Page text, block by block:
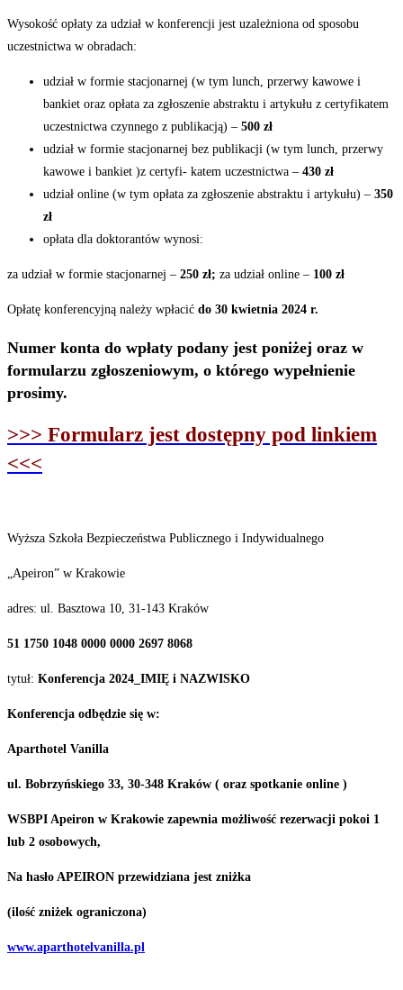
Wysokość opłaty za udział w konferencji jest uzależniona od sposobu
uczestnictwa w obradach:
udział w formie stacjonarnej (w tym lunch, przerwy kawowe i
bankiet oraz opłata za zgłoszenie abstraktu i artykułu z certyfikatem
uczestnictwa czynnego z publikacją) – 500 zł
udział w formie stacjonarnej bez publikacji (w tym lunch, przerwy
kawowe i bankiet )z certyfi- katem uczestnictwa – 430 zł
udział online (w tym opłata za zgłoszenie abstraktu i artykułu) – 350
zł
opłata dla doktorantów wynosi:
za udział w formie stacjonarnej – 250 zł; za udział online – 100 zł
Opłatę konferencyjną należy wpłacić do 30 kwietnia 2024 r.
Numer konta do wpłaty podany jest poniżej oraz w
formularzu zgłoszeniowym, o którego wypełnienie
prosimy.
>>> Formularz jest dostępny pod linkiem
<<<
Wyższa Szkoła Bezpieczeństwa Publicznego i Indywidualnego
„Apeiron” w Krakowie
adres: ul. Basztowa 10, 31-143 Kraków
51 1750 1048 0000 0000 2697 8068
tytuł: Konferencja 2024_IMIĘ i NAZWISKO
Konferencja odbędzie się w:
Aparthotel Vanilla
ul. Bobrzyńskiego 33, 30-348 Kraków ( oraz spotkanie online )
WSBPI Apeiron w Krakowie zapewnia możliwość rezerwacji pokoi 1
lub 2 osobowych,
Na hasło APEIRON przewidziana jest zniżka
(ilość zniżek ograniczona)
www.aparthotelvanilla.pl